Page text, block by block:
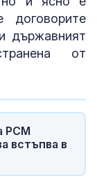
договорите
държавният
от
РСМ
встъпва в